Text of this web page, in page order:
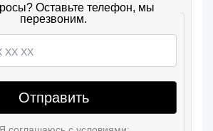
Оставьте телефон, мы
перезвоним.
Отправить